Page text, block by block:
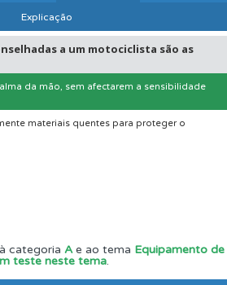
Explicação
a um motociclista são as
da mão, sem afectarem a sensibilidade
materiais quentes para proteger o
categoria Ae ao tema Equipamento de
teste neste tema.